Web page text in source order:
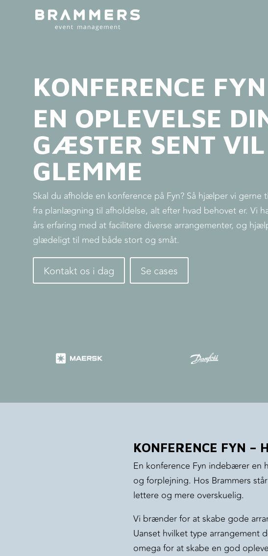
KONFERENCE
EN OPLEVELSE
GÆSTER SENT VIL
GLEMME
Skal du afholde en konference på Fyn? Så hjælper vi gerne
fra planlægning til afholdelse, alt efter hvad behovet er. Vi
års erfaring med at facilitere diverse arrangementer, og
glædeligt til med både stort og småt.
Kontakt os i dag Se cases
KONFERENCE FYN –
En konference Fyn indebærer
og forplejning. Hos Brammers
lettere og mere overskuelig.
Vi brænder for at skabe gode
Uanset hvilket type arrangement
omega for at skabe en god